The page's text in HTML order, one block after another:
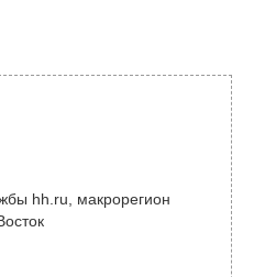
hh.ru, макрорегион